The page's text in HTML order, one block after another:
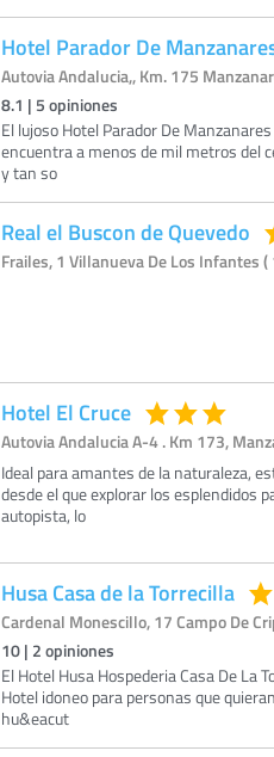
Hotel Parador De
Autovia Andalucia,, Km. 175
8.1 | 5 opiniones
El lujoso Hotel Parador De
encuentra a menos de mil metros del
y tan so
Real el Buscon de Quevedo
Frailes, 1 Villanueva De Los Infantes (
Hotel El Cruce
Autovia Andalucia A-4 . Km 173,
Ideal para amantes de la naturaleza,
desde el que explorar los esplendidos
autopista, lo
Husa Casa de la Torrecilla
Cardenal Monescillo, 17 Campo De
10 | 2 opiniones
El Hotel Husa Hospederia Casa De La
Hotel idoneo para personas que
hu&eacut